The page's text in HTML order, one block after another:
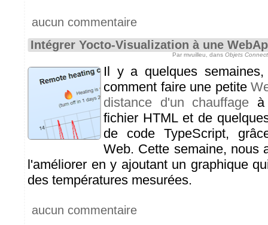
aucun commentaire
Intégrer Yocto-Visualization à une
Par mvuilleu, dans Objets
Il y a quelques
comment faire une petite
distance d'un chauffage à
fichier HTML et de
de code TypeScript,
Web. Cette semaine, nous
l'améliorer en y ajoutant un graphique
des températures mesurées.
aucun commentaire